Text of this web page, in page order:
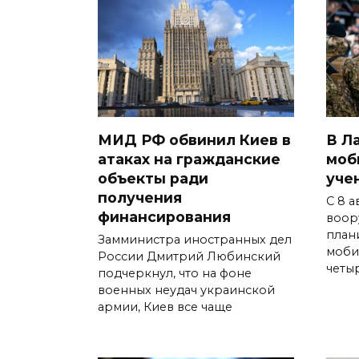
МИД РФ обвинил Киев в
атаках на гражданские
объекты ради
получения
финансирования
Замминистра иностранных дел
России Дмитрий Любинский
подчеркнул, что на фоне
военных неудач украинской
армии, Киев все чаще
В
С 8